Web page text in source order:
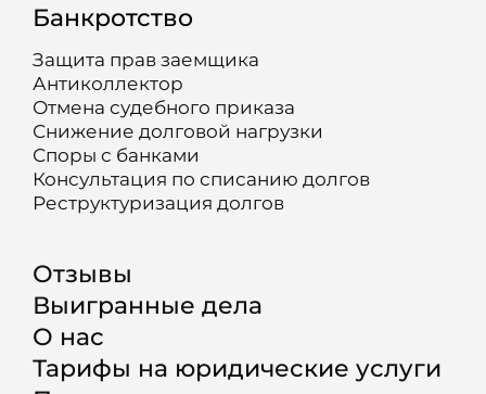
Банкротство
Защита прав заемщика
Антиколлектор
Отмена судебного приказа
Снижение долговой нагрузки
Споры с банками
Консультация по списанию долгов
Реструктуризация долгов
Отзывы
Выигранные дела
О нас
Тарифы на юридические услуги